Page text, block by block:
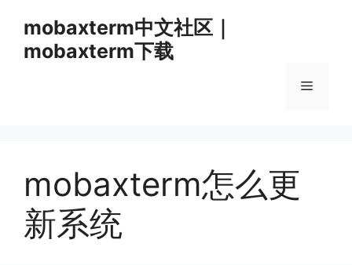
mobaxterm中文社区｜
mobaxterm下载
菜
mobaxterm怎么更
新系统